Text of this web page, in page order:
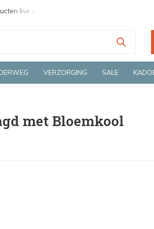
live in onze winkel in Deventer
VERZORGING SALE
met Bloemkool